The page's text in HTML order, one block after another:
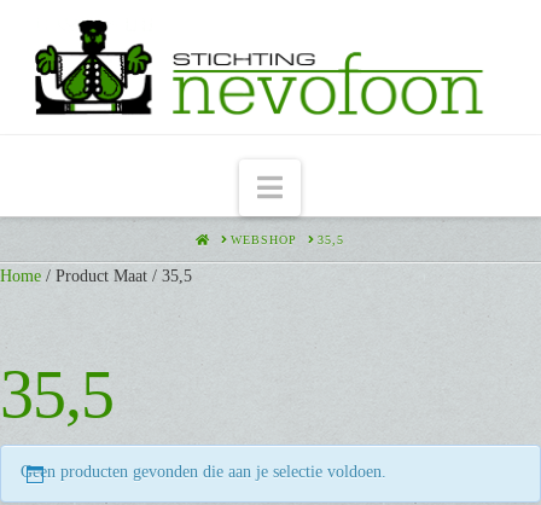
Navigation
HOMEWEBSHOP 35,5
Home / Product Maat / 35,5
35,5
Geen producten gevonden die aan je selectie voldoen.